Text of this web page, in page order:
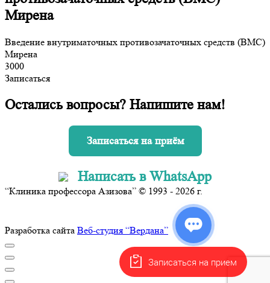
Мирена
Введение внутриматочных противозачаточных средств (ВМС)
Мирена
3000
Записаться
Остались вопросы? Напишите нам!
Записаться на приём
Написать в WhatsApp
“Клиника профессора Азизова” © 1993 - 2026 г.
Разработка сайта Веб-студия “Вердана”
Записаться на прием